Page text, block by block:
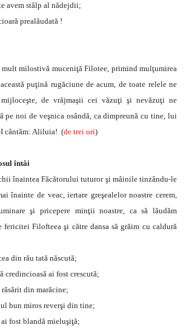
avem stâlp al nădejdii;
prealăudată !
milostivă muceniţă Filotee, primind mulţumirea
puţină rugăciune de acum, de toate relele ne
de vrăjmaşii cei văzuţi şi nevăzuţi ne
pe noi de veşnica osândă, ca dimpreună cu tine, lui
I cântăm: Aliluia! (de trei ori)
întâi
înaintea Făcătorului tuturor şi mâinile tinzându-le
înainte de veac, iertare greşealelor noastre cerem,
şi pricepere minţii noastre, ca să lăudăm
Filofteea şi către dansa să grăim cu caldură
din rău tată născută;
credincioasă ai fost crescută;
din marăcine;
bun miros reverşi din tine;
fost blandă mieluşiţă;